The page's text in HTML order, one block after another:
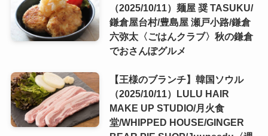
（2025/10/11）麺屋 奨 TASUKU/
鎌倉屋台村/豊島屋 瀬戸小路/鎌倉
六弥太〈ごはんクラブ〉秋の鎌倉
でおさんぽグルメ
【王様のブランチ】韓国ソウル
（2025/10/11）LULU HAIR
MAKE UP STUDIO/月火食
堂/WHIPPED HOUSE/GINGER